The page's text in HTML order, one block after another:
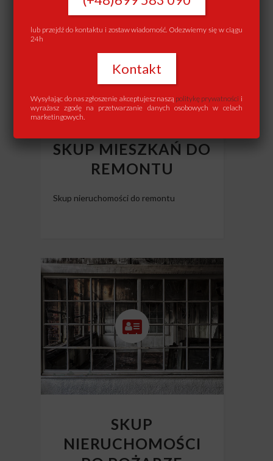
SKUP MIESZKAŃ DO
REMONTU
Skup nieruchomości do remontu
SKUP
NIERUCHOMOŚCI
lub przejdź do kontaktu i zostaw wiadomość. Odezwiemy się w ciągu
24h
Kontakt
Wysyłając do nas zgłoszenie akceptujesz naszą politykę prywatności i
wyrażasz zgodę na przetwarzanie danych osobowych w celach
marketingowych.